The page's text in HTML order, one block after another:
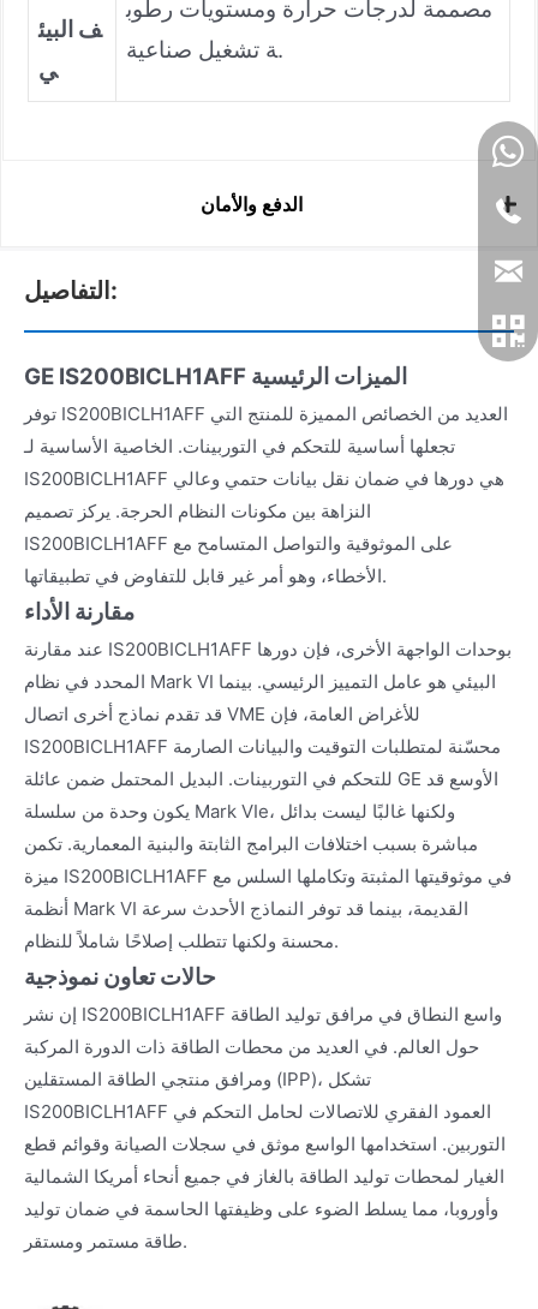
ف البيئ
ي
مصممة لدرجات حرارة ومستويات رطوب
ة تشغيل صناعية.
الدفع والأمان
التفاصيل:
GE IS200BICLH1AFF الميزات الرئيسية
توفر IS200BICLH1AFF العديد من الخصائص المميزة للمنتج التي
تجعلها أساسية للتحكم في التوربينات. الخاصية الأساسية لـ
IS200BICLH1AFF هي دورها في ضمان نقل بيانات حتمي وعالي
النزاهة بين مكونات النظام الحرجة. يركز تصميم
IS200BICLH1AFF على الموثوقية والتواصل المتسامح مع
الأخطاء، وهو أمر غير قابل للتفاوض في تطبيقاتها.
مقارنة الأداء
عند مقارنة IS200BICLH1AFF بوحدات الواجهة الأخرى، فإن دورها
المحدد في نظام Mark VI البيئي هو عامل التمييز الرئيسي. بينما
قد تقدم نماذج أخرى اتصال VME للأغراض العامة، فإن
IS200BICLH1AFF محسّنة لمتطلبات التوقيت والبيانات الصارمة
للتحكم في التوربينات. البديل المحتمل ضمن عائلة GE الأوسع قد
يكون وحدة من سلسلة Mark VIe، ولكنها غالبًا ليست بدائل
مباشرة بسبب اختلافات البرامج الثابتة والبنية المعمارية. تكمن
ميزة IS200BICLH1AFF في موثوقيتها المثبتة وتكاملها السلس مع
أنظمة Mark VI القديمة، بينما قد توفر النماذج الأحدث سرعة
محسنة ولكنها تتطلب إصلاحًا شاملاً للنظام.
حالات تعاون نموذجية
إن نشر IS200BICLH1AFF واسع النطاق في مرافق توليد الطاقة
حول العالم. في العديد من محطات الطاقة ذات الدورة المركبة
ومرافق منتجي الطاقة المستقلين (IPP)، تشكل
IS200BICLH1AFF العمود الفقري للاتصالات لحامل التحكم في
التوربين. استخدامها الواسع موثق في سجلات الصيانة وقوائم قطع
الغيار لمحطات توليد الطاقة بالغاز في جميع أنحاء أمريكا الشمالية
وأوروبا، مما يسلط الضوء على وظيفتها الحاسمة في ضمان توليد
طاقة مستمر ومستقر.